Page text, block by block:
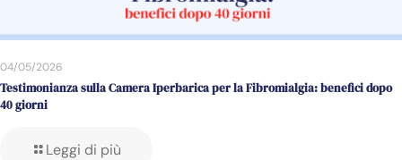
04/05/2026
Testimonianza sulla Camera Iperbarica per la Fibromialgia: benefici dopo
40 giorni
Leggi di più